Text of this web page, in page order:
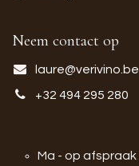
Neem contact op
laure@verivino.be
+32 494 295 280
Ma - op afspraak